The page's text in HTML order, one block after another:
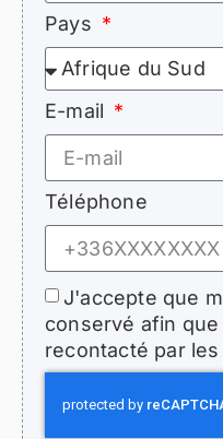
Pays
E-mail
Téléphone
J'accepte que
conservé afin
recontacté par